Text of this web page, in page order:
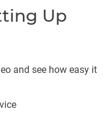
Up
and see how easy it